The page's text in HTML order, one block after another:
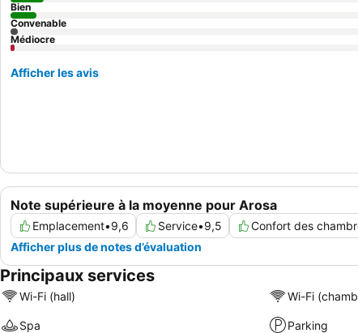
Note supérieure à la moyenne pour Arosa
Emplacement•9,6 Service•9,5 Confort des
Afficher plus de notes d’évaluation
Bien
Convenable
Médiocre
Afficher les avis
Principaux services
Wi-Fi (hall) Wi-Fi
Spa Parking